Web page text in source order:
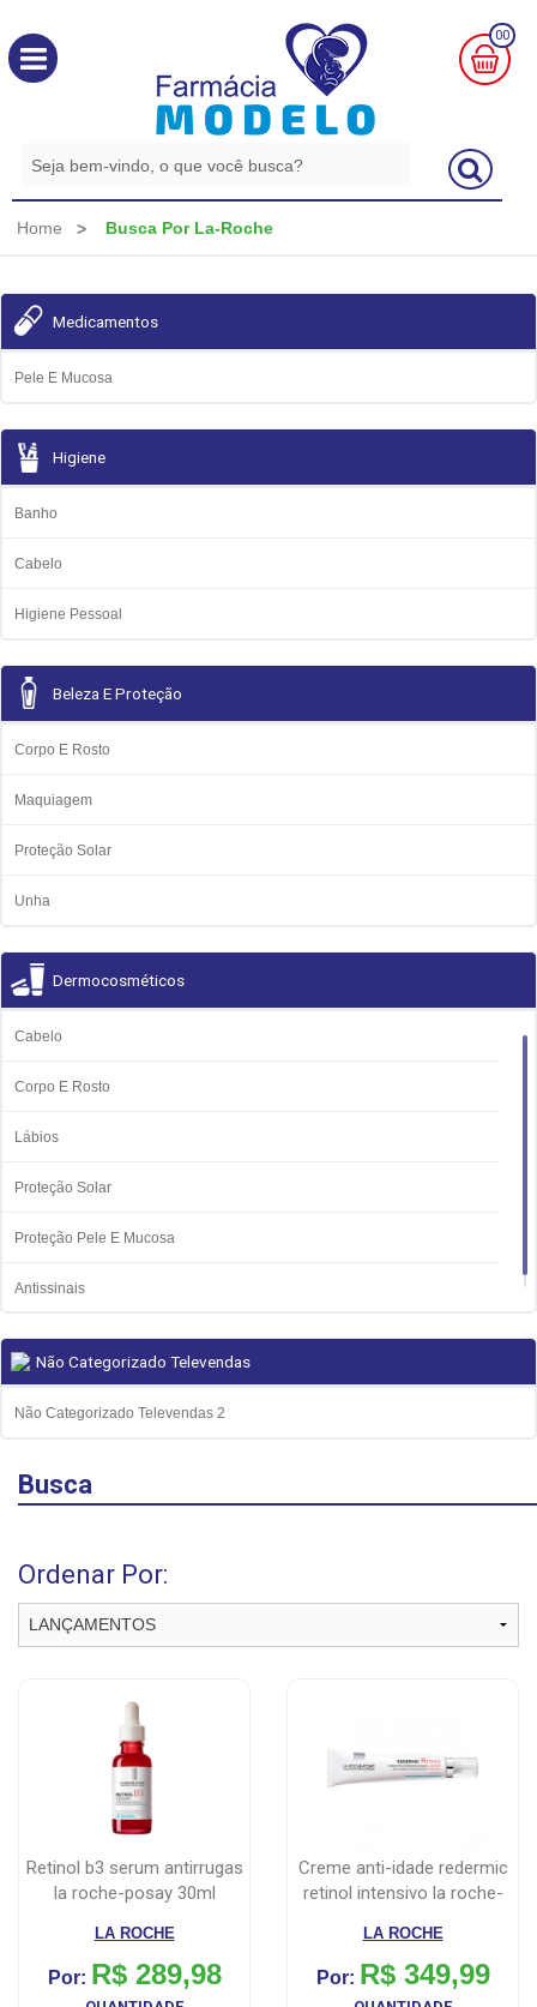
00
0,00
Home Busca Por La-Roche
Medicamentos
Pele E Mucosa
Higiene
Banho
Cabelo
Higiene Pessoal
Beleza E Proteção
Corpo E Rosto
Maquiagem
Proteção Solar
Unha
Dermocosméticos
Cabelo
Corpo E Rosto
Lábios
Proteção Solar
Proteção Pele E Mucosa
Antissinais
Não Categorizado Televendas
Não Categorizado Televendas 2
Busca
Ordenar Por:
retinol b3 serum antirrugas
la roche-posay 30ml
LA ROCHE
Por: R$ 289,98
creme anti-idade redermic
retinol intensivo la roche-
LA ROCHE
Por: R$ 349,99